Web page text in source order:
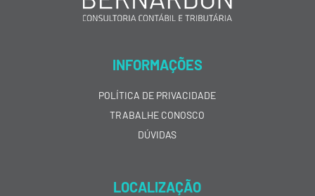
INFORMAÇÕES
POLÍTICA DE PRIVACIDADE
TRABALHE CONOSCO
DÚVIDAS
LOCALIZAÇÃO